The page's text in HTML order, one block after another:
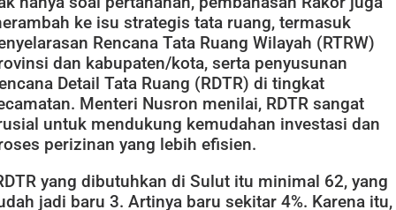
ke isu strategis tata ruang, termasuk
Rencana Tata Ruang Wilayah (RTRW)
dan kabupaten/kota, serta penyusunan
Detail Tata Ruang (RDTR) di tingkat
Menteri Nusron menilai, RDTR sangat
untuk mendukung kemudahan investasi dan
perizinan yang lebih efisien.
yang dibutuhkan di Sulut itu minimal 62, yang
jadi baru 3. Artinya baru sekitar 4%. Karena itu,